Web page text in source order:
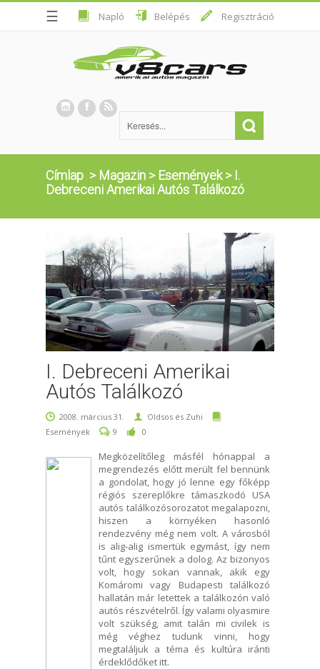
☰ Napló Belépés Regisztráció
Címlap > Magazin > Események> I.
Debreceni Amerikai Autós Találkozó
I. Debreceni Amerikai
Autós Találkozó
2008. március 31.
Oldsos és Zuhi
Események
9 0
Megközelítőleg másfél hónappal a
megrendezés előtt merült fel bennünk
a gondolat, hogy jó lenne egy főképp
régiós szereplőkre támaszkodó USA
autós találkozósorozatot megalapozni,
hiszen a környéken hasonló
rendezvény még nem volt. A városból
is alig-alig ismertük egymást, így nem
tűnt egyszerűnek a dolog. Az bizonyos
volt, hogy sokan vannak, akik egy
Komáromi vagy Budapesti találkozó
hallatán már letettek a találkozón való
autós részvételről. Így valami olyasmire
volt szükség, amit talán mi civilek is
még véghez tudunk vinni, hogy
megtaláljuk a téma és kultúra iránti
érdeklődőket itt.